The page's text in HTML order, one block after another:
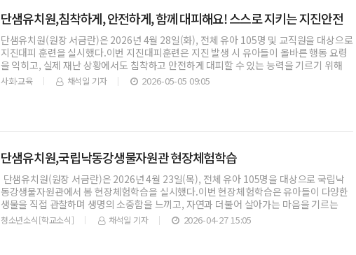
단샘유치원,침착하게, 안전하게, 함께 대피해요! 스스로 지키는 지진안전
단샘유치원(원장 서금란)은 2026년 4월 28일(화), 전체 유아 105명 및 교직원을 대상으로
지진대피 훈련을 실시했다.이번 지진대피훈련은 지진 발생 시 유아들이 올바른 행동 요령
을 익히고, 실제 재난 상황에서도 침착하고 안전하게 대피할 수 있는 능력을 기르기 위해
사회·교육 채석일 기자 2026-05-05 09:05
단샘유치원,국립낙동강생물자원관 현장체험학습
단샘유치원(원장 서금란)은 2026년 4월 23일(목), 전체 유아 105명을 대상으로 국립낙
동강생물자원관에서 봄 현장체험학습을 실시했다.이번 현장체험학습은 유아들이 다양한
생물을 직접 관찰하며 생명의 소중함을 느끼고, 자연과 더불어 살아가는 마음을 기르는
청소년소식[학교소식] 채석일 기자 2026-04-27 15:05